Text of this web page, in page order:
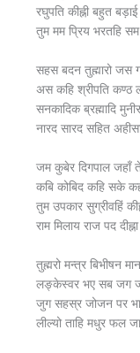
रघुपति कीह्नी बहुत
तुम मम प्रिय भरतहि
सहस बदन तुह्मारो जस
अस कहि श्रीपति कण्ठ
सनकादिक ब्रह्मादि
नारद सारद सहित
जम कुबेर दिगपाल जहाँ
कबि कोबिद कहि सके
तुम उपकार सुग्रीवहिं
राम मिलाय राज पद
तुह्मरो मन्त्र बिभीषन
लङ्केस्वर भए सब जग
जुग सहस्र जोजन पर
लील्यो ताहि मधुर फल